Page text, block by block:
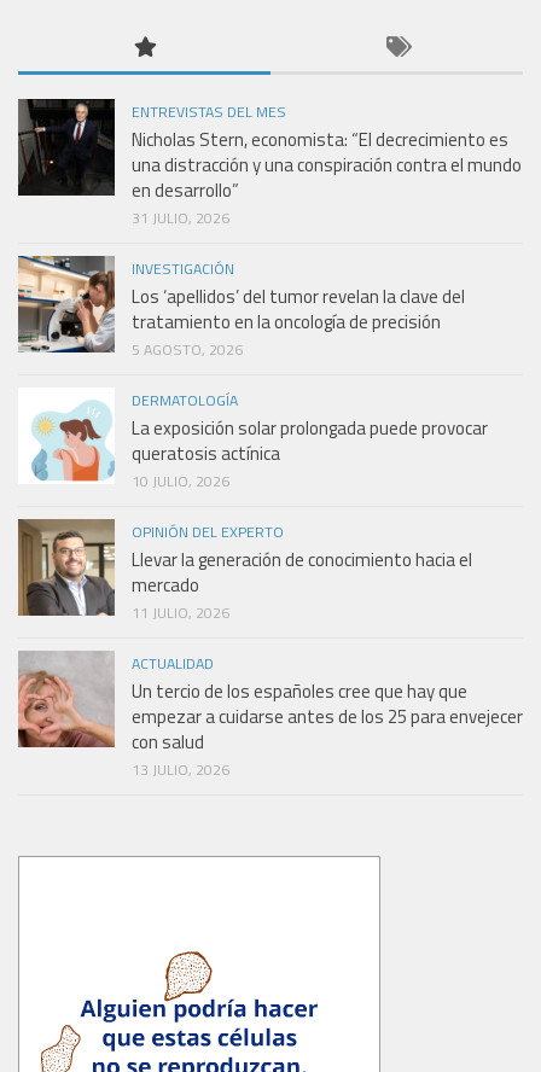
ENTREVISTAS DEL MES
Nicholas Stern, economista: “El decrecimiento es
una distracción y una conspiración contra el mundo
en desarrollo”
31 JULIO, 2026
INVESTIGACIÓN
Los ‘apellidos’ del tumor revelan la clave del
tratamiento en la oncología de precisión
5 AGOSTO, 2026
DERMATOLOGÍA
La exposición solar prolongada puede provocar
queratosis actínica
10 JULIO, 2026
OPINIÓN DEL EXPERTO
Llevar la generación de conocimiento hacia el
mercado
11 JULIO, 2026
ACTUALIDAD
Un tercio de los españoles cree que hay que
empezar a cuidarse antes de los 25 para envejecer
con salud
13 JULIO, 2026